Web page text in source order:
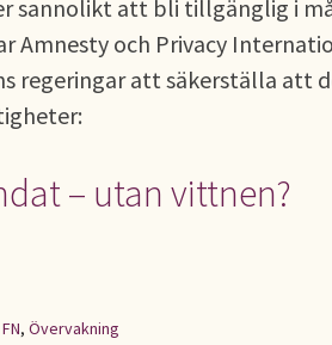
sannolikt att bli tillgänglig i
Amnesty och Privacy
regeringar att säkerställa att
– utan vittnen?
FN, Övervakning